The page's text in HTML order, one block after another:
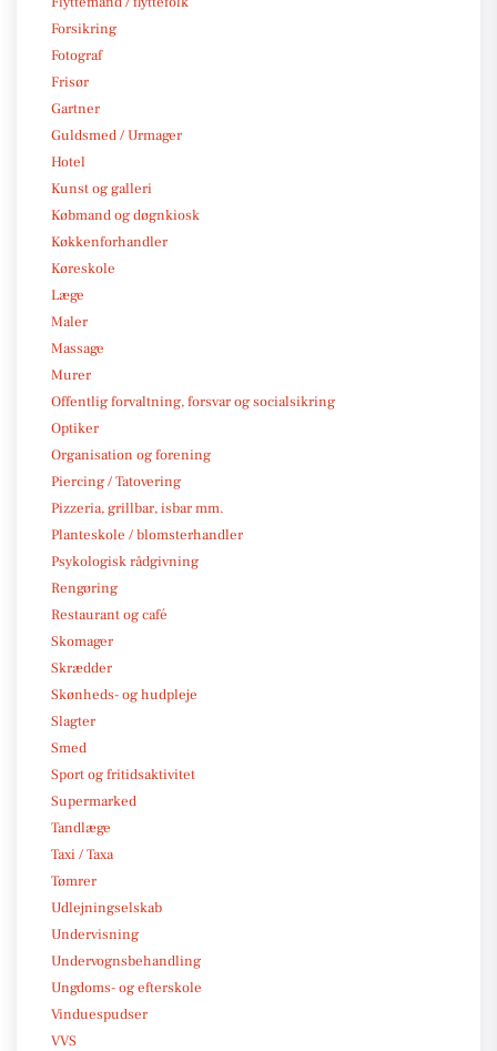
Forsikring
Fotograf
Frisør
Gartner
Guldsmed / Urmager
Hotel
Kunst og galleri
Købmand og døgnkiosk
Køkkenforhandler
Køreskole
Læge
Maler
Massage
Murer
Offentlig forvaltning, forsvar og socialsikring
Optiker
Organisation og forening
Piercing / Tatovering
Pizzeria, grillbar, isbar mm.
Planteskole / blomsterhandler
Psykologisk rådgivning
Rengøring
Restaurant og café
Skomager
Skrædder
Skønheds- og hudpleje
Slagter
Smed
Sport og fritidsaktivitet
Supermarked
Tandlæge
Taxi / Taxa
Tømrer
Udlejningselskab
Undervisning
Undervognsbehandling
Ungdoms- og efterskole
Vinduespudser
VVS